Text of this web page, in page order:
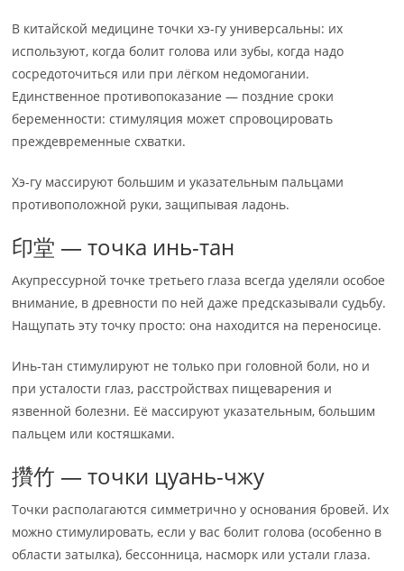
В китайской медицине точки хэ-гу универсальны: их
используют, когда болит голова или зубы, когда надо
сосредоточиться или при лёгком недомогании.
Единственное противопоказание — поздние сроки
беременности: стимуляция может спровоцировать
преждевременные схватки.
Хэ-гу массируют большим и указательным пальцами
противоположной руки, защипывая ладонь.
印堂 — точка инь-тан
Акупрессурной точке третьего глаза всегда уделяли особое
внимание, в древности по ней даже предсказывали судьбу.
Нащупать эту точку просто: она находится на переносице.
Инь-тан стимулируют не только при головной боли, но и
при усталости глаз, расстройствах пищеварения и
язвенной болезни. Её массируют указательным, большим
пальцем или костяшками.
攢竹 — точки цуань-чжу
Точки располагаются симметрично у основания бровей. Их
можно стимулировать, если у вас болит голова (особенно в
области затылка), бессонница, насморк или устали глаза.